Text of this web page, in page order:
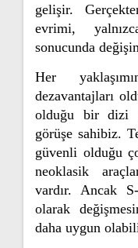
gelişir.
evrimi,
sonucunda
Her
dezavantajları
olduğu bir dizi
görüşe sahibiz.
güvenli olduğu
neoklasik
vardır. Ancak
olarak
daha uygun